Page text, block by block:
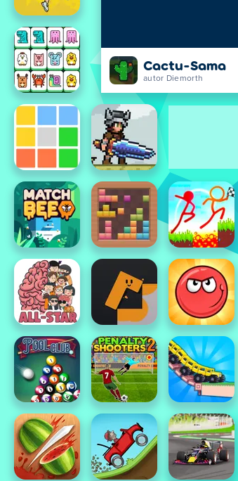
Cactu-Sama
autor Diemorth